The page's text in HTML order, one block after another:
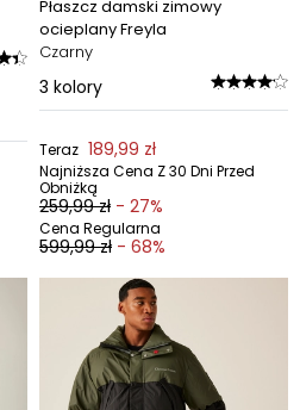
Płaszcz damski zimowy
ocieplany Freyla
Czarny
3 kolory
Teraz 189,99 zł
Najniższa Cena Z 30 Dni Przed
Obniżką
259,99 zł - 27%
Cena Regularna
599,99 zł - 68%